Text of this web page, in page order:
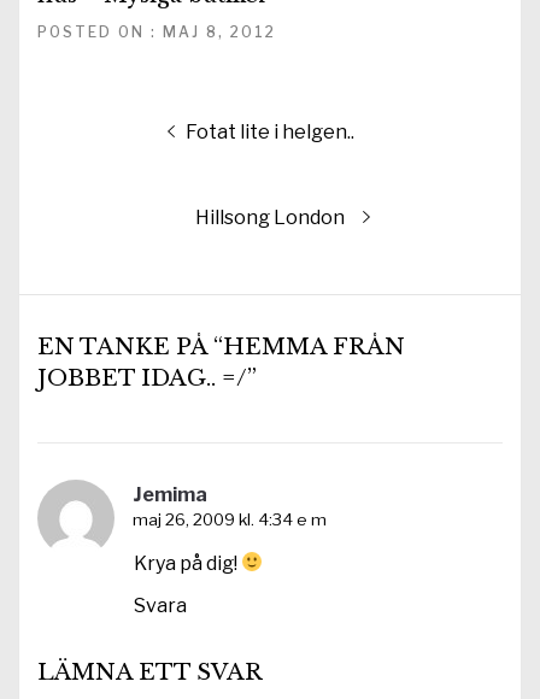
POSTED ON : MAJ 8, 2012
Inläggsnavigering
Föregående
Fotat lite i helgen..
Nästa
Hillsong London
EN TANKE PÅ “HEMMA FRÅN
JOBBET IDAG.. =/”
Jemima
maj 26, 2009 kl. 4:34 e m
Krya på dig!
Svara
LÄMNA ETT SVAR